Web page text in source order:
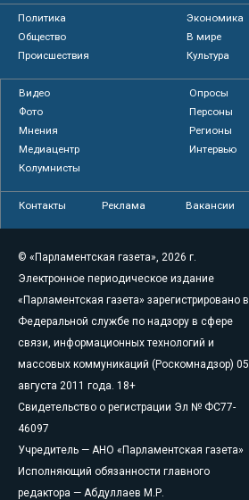
Политика
Экономика
Общество
В мире
Происшествия
Культура
Видео
Опросы
Фото
Персоны
Мнения
Регионы
Медиацентр
Интервью
Колумнисты
Контакты Реклама Вакансии
© «Парламентская газета», 2026 г.
Электронное периодическое издание
«Парламентская газета» зарегистрировано в
Федеральной службе по надзору в сфере
связи, информационных технологий и
массовых коммуникаций (Роскомнадзор) 05
августа 2011 года. 18+
Свидетельство о регистрации Эл № ФС77-
46097
Учредитель — АНО «Парламентская газета»
Исполняющий обязанности главного
редактора — Абдуллаев М.Р.